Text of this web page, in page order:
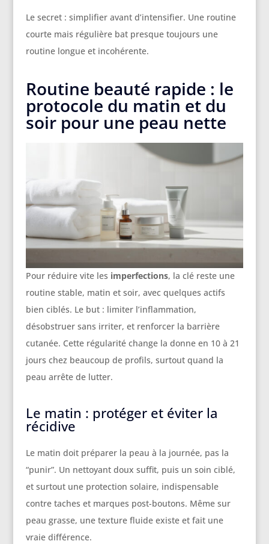
Le secret : simplifier avant d’intensifier. Une routine
courte mais régulière bat presque toujours une
routine longue et incohérente.
Routine beauté rapide : le
protocole du matin et du
soir pour une peau nette
Pour réduire vite les imperfections, la clé reste une
routine stable, matin et soir, avec quelques actifs
bien ciblés. Le but : limiter l’inflammation,
désobstruer sans irriter, et renforcer la barrière
cutanée. Cette régularité change la donne en 10 à 21
jours chez beaucoup de profils, surtout quand la
peau arrête de lutter.
Le matin : protéger et éviter la
récidive
Le matin doit préparer la peau à la journée, pas la
“punir”. Un nettoyant doux suffit, puis un soin ciblé,
et surtout une protection solaire, indispensable
contre taches et marques post-boutons. Même sur
peau grasse, une texture fluide existe et fait une
vraie différence.